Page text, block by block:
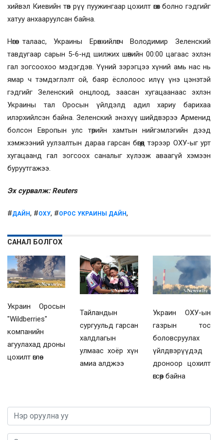
хийвэл Киевийн төв рүү пуужингаар цохилт өгөх болно гэдгийг
хатуу анхааруулсан байна.
Нөгөө талаас, Украины Ерөнхийлөгч Володимир Зеленский
тавдугаар сарын 5-6-нд шилжих шөнийн 00:00 цагаас эхлэн
гал зогсоохоо мэдэгдэв. Үүний зэрэгцээ хүний амь нас нь
ямар ч тэмдэглэлт ой, баяр ёслолоос илүү үнэ цэнэтэй
гэдгийг Зеленский онцлоод, заасан хугацаанаас эхлэн
Украины тал Оросын үйлдэлд адил хариу барихаа
илэрхийлсэн байна. Зеленский энэхүү шийдвэрээ Арменид
болсон Европын улс төрийн хамтын нийгэмлэгийн дээд
хэмжээний уулзалтын дараа гарсан бөгөөд тэрээр ОХУ-ыг урт
хугацаанд гал зогсоох саналыг хүлээж аваагүй хэмээн
буруутгажээ.
Эх сурвалж: Reuters
#ДАЙН, #ОХУ, #ОРОС УКРАИНЫ ДАЙН,
САНАЛ БОЛГОХ
Украин Оросын
"Wildberries"
компанийн
агуулахад дроны
цохилт өглөө
Тайландын
сургуульд гарсан
халдлагын
улмаас хоёр хүн
амиа алджээ
Украин ОХУ-ын
газрын тос
боловсруулах
үйлдвэрүүдэд
дроноор цохилт
өгсөөр байна